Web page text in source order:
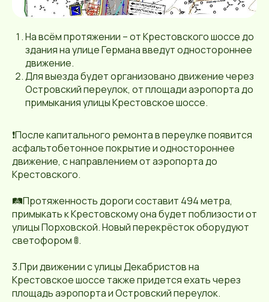
На всём протяжении – от Крестовского шоссе до
здания на улице Германа введут одностороннее
движение.
Для выезда будет организовано движение через
Островский переулок, от площади аэропорта до
примыкания улицы Крестовское шоссе.
❗️После капитального ремонта в переулке появится
асфальтобетонное покрытие и одностороннее
движение, с направлением от аэропорта до
Крестовского.
🛤️Протяженность дороги составит 494 метра,
примыкать к Крестовскому она будет поблизости от
улицы Порховской. Новый перекрёсток оборудуют
светофором 🚦.
3.При движении с улицы Декабристов на
Крестовское шоссе также придется ехать через
площадь аэропорта и Островский переулок.